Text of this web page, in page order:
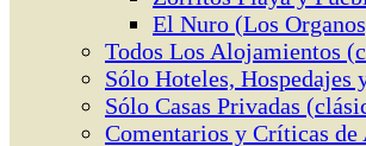
El Nuro (Los
Todos Los Alojamientos
Sólo Hoteles, Hospedajes
Sólo Casas Privadas
Comentarios y Críticas